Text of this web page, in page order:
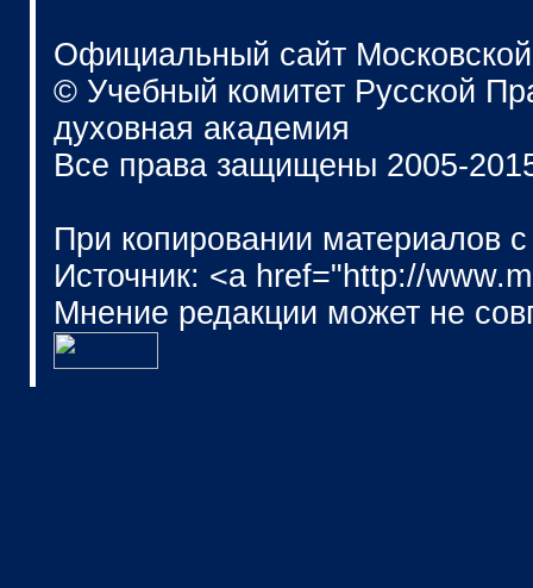
Официальный сайт
© Учебный комитет Русской
духовная академия
Все права защищены 2005-
При копировании материалов
Источник: <a href="http://
Мнение редакции может не